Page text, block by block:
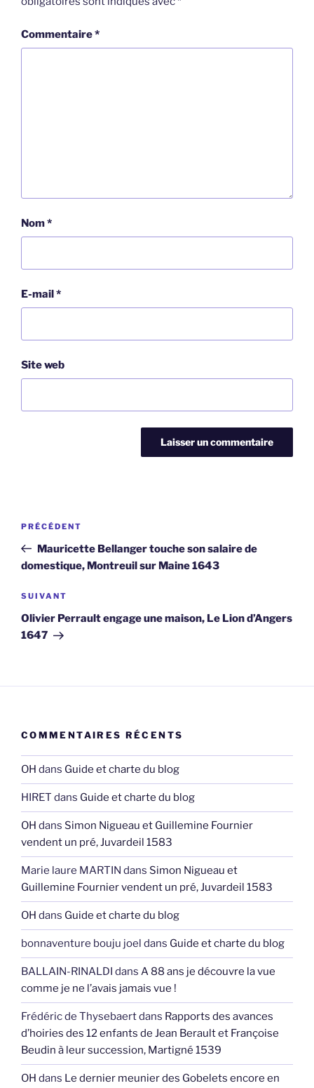
Commentaire*
Nom*
E-mail*
Site web
Navigation
l’article
Article
précédent
PRÉCÉDENT
Mauricette Bellanger touche son salaire de
domestique, Montreuil sur Maine 1643
Article
suivant
SUIVANT
Olivier Perrault engage une maison, Le Lion d’Angers
1647
COMMENTAIRES RÉCENTS
OH dans Guide et charte du blog
HIRET dans Guide et charte du blog
OH dans Simon Nigueau et Guillemine Fournier
vendent un pré, Juvardeil 1583
Marie laure MARTIN dans Simon Nigueau et
Guillemine Fournier vendent un pré, Juvardeil 1583
OH dans Guide et charte du blog
bonnaventure bouju joel dans Guide et charte du blog
BALLAIN-RINALDI dans A 88 ans je découvre la vue
comme je ne l’avais jamais vue !
Frédéric de Thysebaertdans Rapports des avances
d’hoiries des 12 enfants de Jean Berault et Françoise
Beudin à leur succession, Martigné 1539
OH dans Le dernier meunier des Gobelets encore en